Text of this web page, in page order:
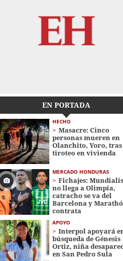
EN PORTADA
HECHO
Masacre: Cinco
personas mueren en
Olanchito, Yoro, tras
tiroteo en vivienda
MERCADO HONDURAS
Fichajes:
no llega a Olimpia,
catracho se va del
Barcelona y
contrata
APOYO
Interpol apoyará
búsqueda de Génesis
Ortiz, niña
en San Pedro Sula